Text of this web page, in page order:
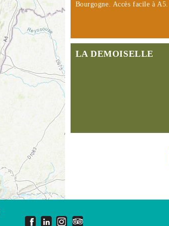
Bourgogne. Accès facile à A5.
LA DEMOISELLE